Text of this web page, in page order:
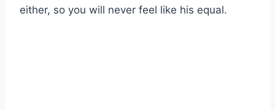
either, so you will never feel like his equal.